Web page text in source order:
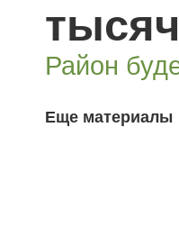
Район
Еще материалы